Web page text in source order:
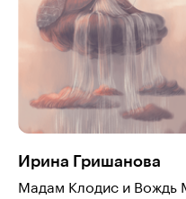
Ирина Гришанова
Мадам Клодис и Вождь